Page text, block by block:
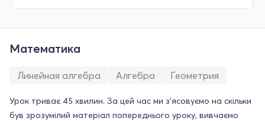
Математика
Линейная алгебра Алгебра Геометрия
Урок триває 45 хвилин. За цей час ми з'ясовуємо на скільки
був зрозумілий матеріал попереднього уроку, вивчаємо